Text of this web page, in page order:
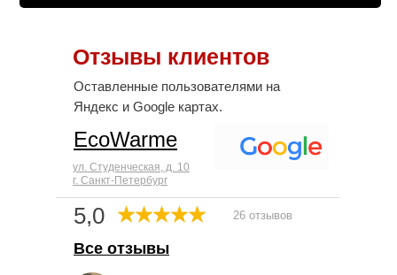
Отзывы клиентов
Оставленные пользователями на
Яндекс и Google картах.
5,0
ул. Студенческая, д. 10
г. Санкт-Петербург
EcoWarme
26 отзывов
Все отзывы